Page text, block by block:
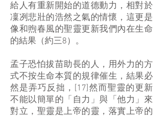
給人有重新開始的道德動力，相對於
凜冽悲壯的浩然之氣的情懷，這更是
像和煦春風的聖靈更新我們內在生命
的結果（約三8）。
孟子恐怕拔苗助長的人，用外力的方
式不按生命本質的規律催生，結果必
然是弄巧反拙，[17]然而聖靈的更新
不能以簡單的「自力」與「他力」來
對立，聖靈是上帝的靈，落實上帝的